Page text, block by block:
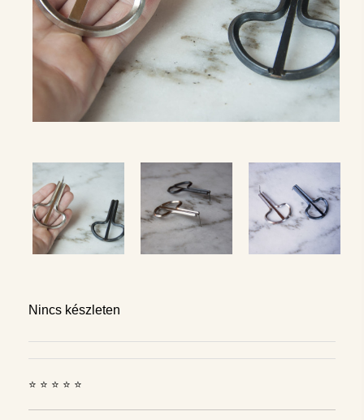
Nincs készleten
⭐ ⭐ ⭐ ⭐ ⭐